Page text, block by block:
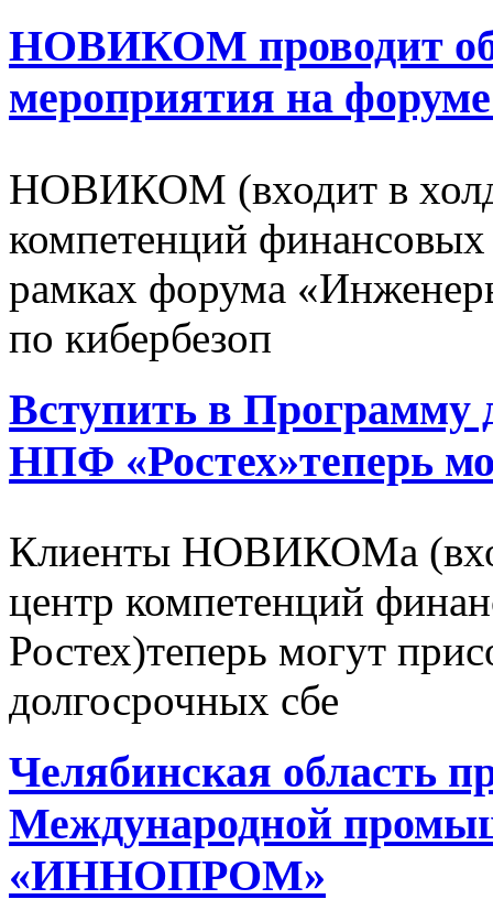
НОВИКОМ проводит
мероприятия на
НОВИКОМ (входит в
компетенций
рамках форума
по кибербезоп
Вступить в Программу
НПФ «Ростех»теперь
Клиенты НОВИКОМа
центр компетенций
Ростех)теперь могут
долгосрочных сбе
Челябинская область
Международной
«ИННОПРОМ»